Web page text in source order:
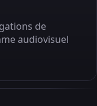
de
audiovisuel